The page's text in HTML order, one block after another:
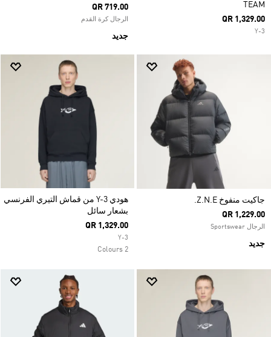
TEAM
QR 1,329.00
Y-3
QR 719.00
الرجال كرة القدم
جديد
جاكيت منفوخ Z.N.E.
QR 1,229.00
الرجال Sportswear
جديد
هودي Y-3 من قماش التيري الفرنسي
بشعار سائل
QR 1,329.00
Y-3
2 Colours